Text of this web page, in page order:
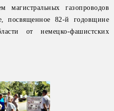
магистральных газопроводов
посвященное 82-й годовщине
от немецко-фашистских